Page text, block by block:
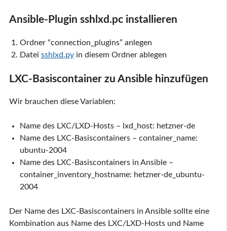
Ansible-Plugin sshlxd.pc installieren
Ordner “connection_plugins” anlegen
Datei sshlxd.pyin diesem Ordner ablegen
LXC-Basiscontainer zu Ansible hinzufügen
Wir brauchen diese Variablen:
Name des LXC/LXD-Hosts – lxd_host: hetzner-de
Name des LXC-Basiscontainers – container_name:
ubuntu-2004
Name des LXC-Basiscontainers in Ansible –
container_inventory_hostname: hetzner-de_ubuntu-
2004
Der Name des LXC-Basiscontainers in Ansible sollte eine
Kombination aus Name des LXC/LXD-Hosts und Name